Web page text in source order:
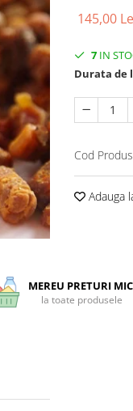
145,00
7 IN
Durata de
Cod
Adauga
MEREU PRETURI
la toate produsele